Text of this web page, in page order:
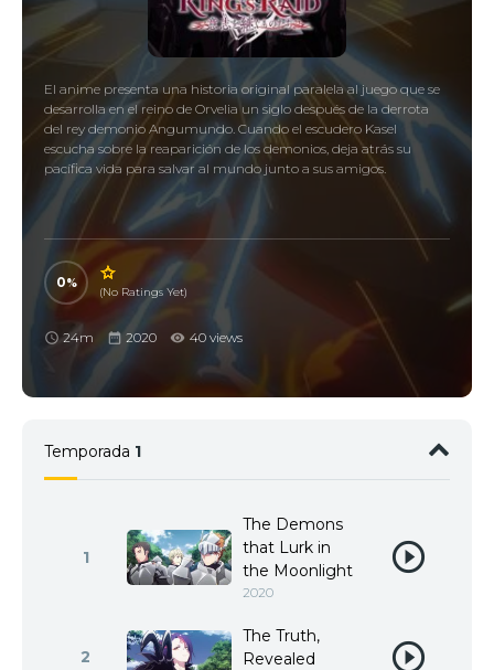
El anime presenta una historia original paralela al juego que se
desarrolla en el reino de Orvelia un siglo después de la derrota
del rey demonio Angumundo. Cuando el escudero Kasel
escucha sobre la reaparición de los demonios, deja atrás su
pacífica vida para salvar al mundo junto a sus amigos.
0
(No Ratings Yet)
24m 2020 40 views
Temporada 1
1
The Demons
that Lurk in
the Moonlight
2020
2
The Truth,
Revealed